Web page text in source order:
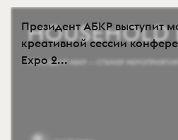
Президент АБКР выступит
креативной сессии
Expo 2...